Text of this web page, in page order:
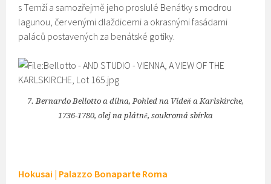
s Temží a samozřejmě jeho proslulé Benátky s modrou
lagunou, červenými dlaždicemi a okrasnými fasádami
paláců postavených za benátské gotiky.
7. Bernardo Bellotto a dílna, Pohled na Vídeň a Karlskirche,
1736-1780, olej na plátně, soukromá sbírka
Hokusai | Palazzo Bonaparte Roma